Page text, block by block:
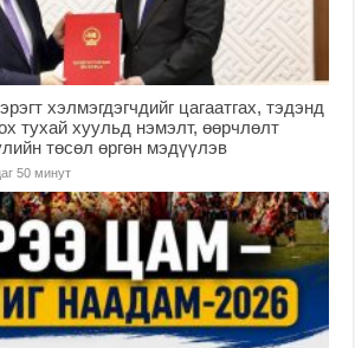
хэлмэгдэгчдийг цагаатгах, тэдэнд
тухай хуульд нэмэлт, өөрчлөлт
төсөл өргөн мэдүүлэв
50 минут